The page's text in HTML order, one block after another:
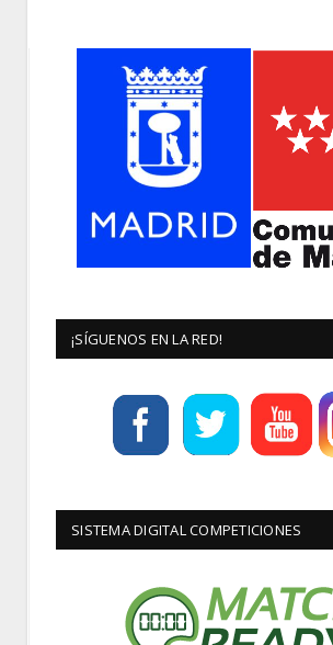
¡SÍGUENOS EN LA RED!
SISTEMA DIGITAL COMPETICIONES